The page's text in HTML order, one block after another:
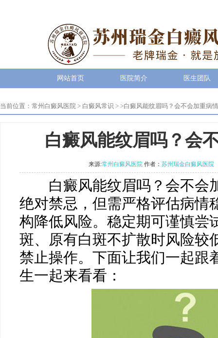
网站首页 医院简介 医生团队
当前位置： 常州白癜风医院 > 白癜风常识 > >白癜风能纹眉吗？会不会加重病
白癜风能纹眉吗？会
来源:常州白癜风医院 作者： 苏州瑞金白癜风医院
白癜风能纹眉吗？会不会
绝对禁忌，但需严格评估病情
构降低风险。稳定期可谨慎尝
斑、原有白斑不扩散时风险较
禁止操作。下面让我们一起跟
生一起来看看：